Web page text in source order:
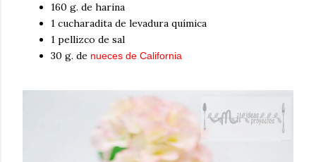
160 g. de harina
1 cucharadita de levadura química
1 pellizco de sal
30 g. de nueces de California